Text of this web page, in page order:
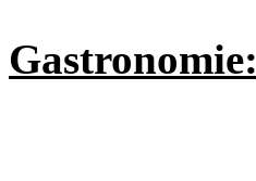
Gastronomie: